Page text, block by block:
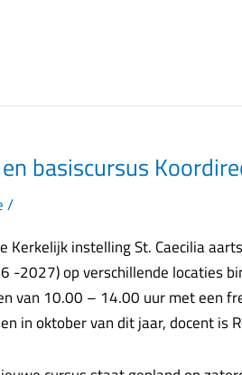
basiscursus
/
Kerkelijk instelling St. Caecilia
-2027) op verschillende locaties
van 10.00 – 14.00 uur met een
in oktober van dit jaar, docent is